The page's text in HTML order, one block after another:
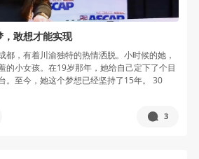
敢想才能实现
都，有着川渝独特的热情洒脱。小时候的她，
的小女孩。在19岁那年，她给自己定下了个目
。至今，她这个梦想已经坚持了15年。 30
3